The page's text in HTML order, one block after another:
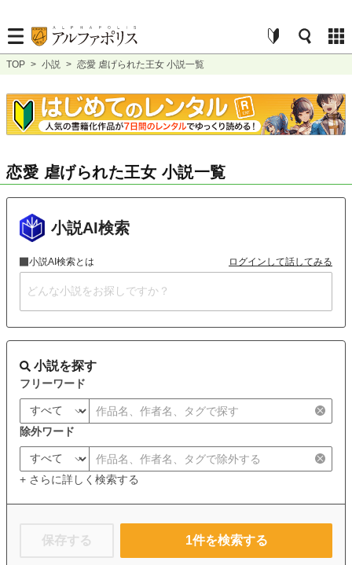
TOP > 小説 > 恋愛 虐げられた王女 小説一覧
恋愛 虐げられた王女 小説一覧
小説AI検索
小説AI検索とは ログインして話してみる
小説を探す
フリーワード
除外ワード
+ さらに詳しく検索する
保存する 1件を検索する